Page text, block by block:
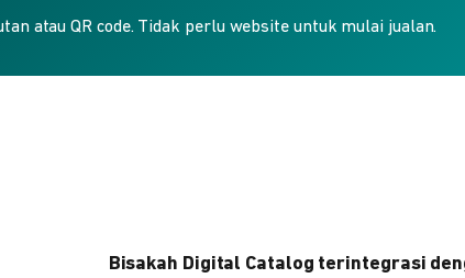
atau QR code. Tidak perlu website untuk mulai jualan.
Bisakah Digital Catalog terintegrasi